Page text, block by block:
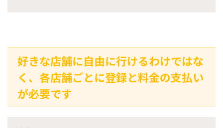
好きな店舗に自由に行けるわけではな
く、各店舗ごとに登録と料金の支払い
が必要です